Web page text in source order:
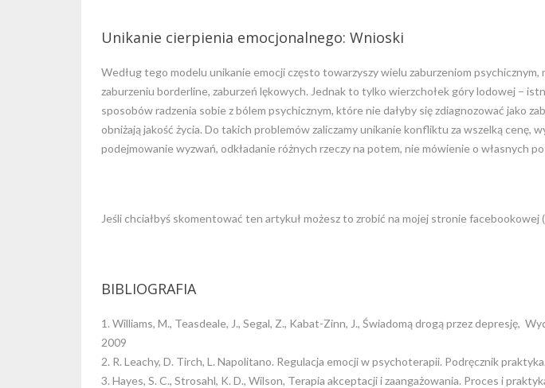
Unikanie cierpienia emocjonalnego: Wnioski
Według tego modelu unikanie emocji często towarzyszy wielu zaburzeniom psychicznym,
zaburzeniu borderline, zaburzeń lękowych. Jednak to tylko wierzchołek góry lodowej –
sposobów radzenia sobie z bólem psychicznym, które nie dałyby się zdiagnozować jako
obniżają jakość życia. Do takich problemów zaliczamy unikanie konfliktu za wszelką cenę,
podejmowanie wyzwań, odkładanie różnych rzeczy na potem, nie mówienie o własnych
Jeśli chciałbyś skomentować ten artykuł możesz to zrobić na mojej stronie facebookowej (
BIBLIOGRAFIA
1. Williams, M., Teasdeale, J., Segal, Z., Kabat-Zinn, J., Świadomą drogą przez depresję,
2009
2. R. Leachy, D. Tirch, L. Napolitano. Regulacja emocji w psychoterapii. Podręcznik
3. Hayes, S. C., Strosahl, K. D., Wilson, Terapia akceptacji i zaangażowania. Proces i